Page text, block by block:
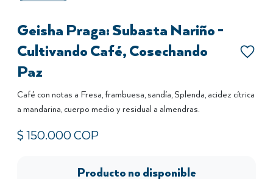
Geisha Praga: Subasta Nariño -
Cultivando Café, Cosechando
Paz
Café con notas a Fresa, frambuesa, sandía, Splenda, acidez cítrica
a mandarina, cuerpo medio y residual a almendras.
$ 150.000COP
Producto no disponible